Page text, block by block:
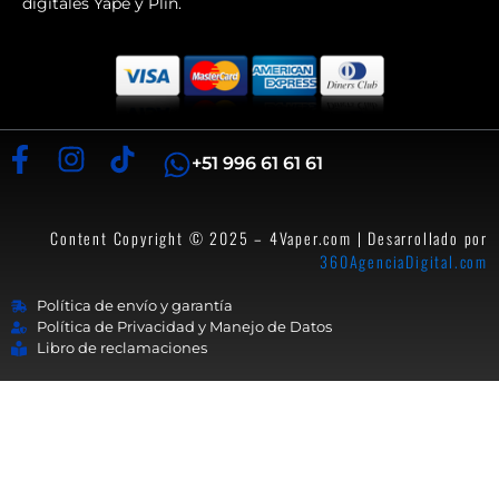
+51 996 61 61 61
Content Copyright © 2025 – 4Vaper.com | Desarrollado por
360AgenciaDigital.com
Política de envío y garantía
Política de Privacidad y Manejo de Datos
Libro de reclamaciones